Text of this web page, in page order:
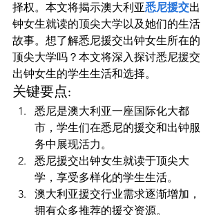
择权。本文将揭示澳大利亚悉尼援交出
钟女生就读的顶尖大学以及她们的生活
故事。想了解悉尼援交出钟女生所在的
顶尖大学吗？本文将深入探讨悉尼援交
出钟女生的学生生活和选择。
关键要点:
悉尼是澳大利亚一座国际化大都
市，学生们在悉尼的援交和出钟服
务中展现活力。
悉尼援交出钟女生就读于顶尖大
学，享受多样化的学生生活。
澳大利亚援交行业需求逐渐增加，
拥有众多推荐的援交资源。